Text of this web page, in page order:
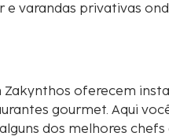
varandas privativas
Zakynthos oferecem
gourmet. Aqui
dos melhores chefs